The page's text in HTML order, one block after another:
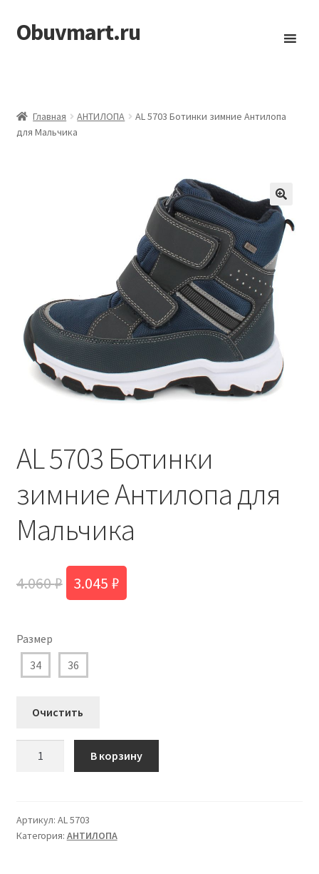
Перейти
к
Перейти
к
Obuvmart.ru
Главная АHТИЛОПА
AL 5703 Ботинки зимние Антилопа
для Мальчика
🔍
AL 5703 Ботинки
зимние Антилопа для
Мальчика
4.060₽ Первоначальная
4.060 ₽.
3.045 ₽
Размер
34
36
Очистить
Ботинки
зимние
В корзину
Артикул: AL 5703
Категория: АHТИЛОПА